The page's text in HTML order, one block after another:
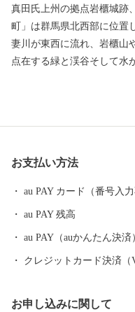
真田氏上州の拠点岩櫃城跡、国
町」は群馬県北西部に位置
妻川が東西に流れ、岩櫃山
点在する緑と渓谷そして水
伝統・文化を育み歴史を築
を地方創生の重点施策とし
いう貴重な地域資源との調
るまちづくりを進めていま
を活かし、これからも町の
への応援をよろしくお願い
お支払い方法
au PAY カード（番号入力
au PAY 残高
au PAY（auかんたん決
クレジットカード決済（
お申し込みに関して